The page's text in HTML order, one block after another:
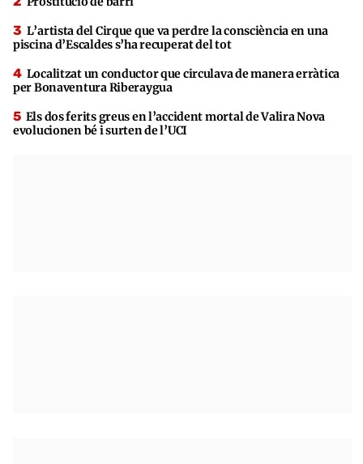
L’artista del Cirque que va perdre la consciència en una
piscina d’Escaldes s’ha recuperat del tot
Localitzat un conductor que circulava de manera erràtica
per Bonaventura Riberaygua
Els dos ferits greus en l’accident mortal de Valira Nova
evolucionen bé i surten de l’UCI